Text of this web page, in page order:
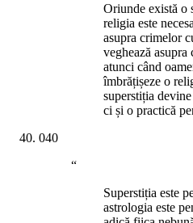
Oriunde există o
religia este
asupra crimelor
veghează asupra
atunci când
îmbrățișeze o
superstiția
ci și o practică
040
“
Superstiția este
astrologia este